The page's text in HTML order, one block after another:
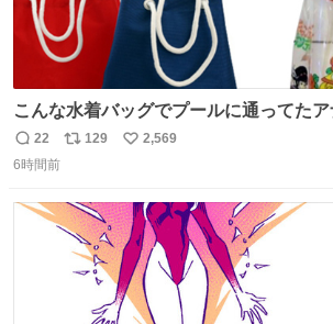
こんな水着バッグでプールに通ってた
世代（笑） #70年代 #80年代 #昭和
返
信
22
リ
ト
数
129
い
数
2,569
6時間前